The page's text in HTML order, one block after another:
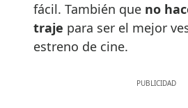
fácil. También que no
traje para ser el mejor
estreno de cine.